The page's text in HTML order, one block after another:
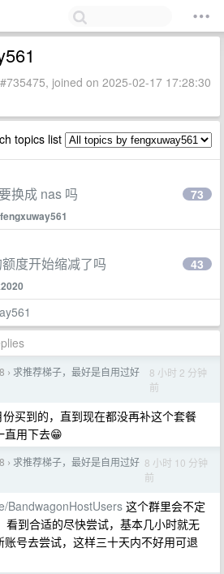
joined on 2025-02-17 17:28:30
topics list
换成 nas 吗
fengxuway561
73
度开始缩减了吗 43
› 求推荐梯子，最好是自用过好
8 小时 2 分钟
前
买到的，直到现在都没再补这个套餐
直用下去😁
› 求推荐梯子，最好是自用过好 8 小时 10 分钟
前
BandwagonHostUsers 这个群里会不定
看到合适的尽快尝试，基本几小时就无
号去尝试，这样三十天内不好用可退